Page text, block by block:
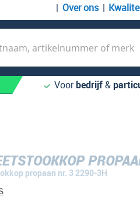
Over ons
Voorbedrijf&
propaan nr. 3 2290-3H